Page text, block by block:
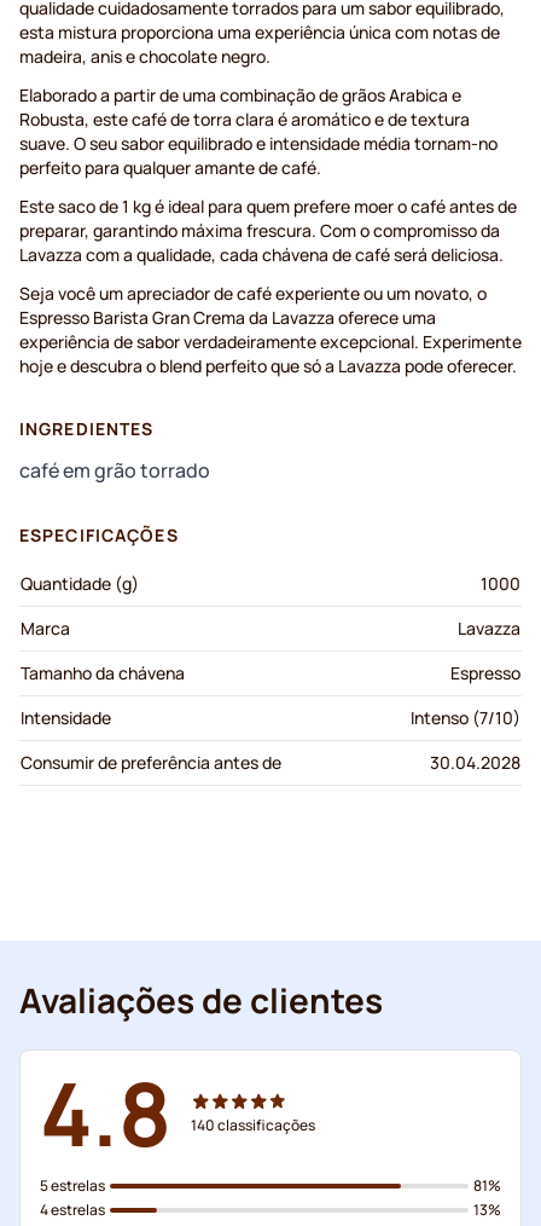
qualidade cuidadosamente torrados para um sabor equilibrado,
esta mistura proporciona uma experiência única com notas de
madeira, anis e chocolate negro.
Elaborado a partir de uma combinação de grãos Arabica e
Robusta, este café de torra clara é aromático e de textura
suave. O seu sabor equilibrado e intensidade média tornam-no
perfeito para qualquer amante de café.
Este saco de 1 kg é ideal para quem prefere moer o café antes de
preparar, garantindo máxima frescura. Com o compromisso da
Lavazza com a qualidade, cada chávena de café será deliciosa.
Seja você um apreciador de café experiente ou um novato, o
Espresso Barista Gran Crema da Lavazza oferece uma
experiência de sabor verdadeiramente excepcional. Experimente
hoje e descubra o blend perfeito que só a Lavazza pode oferecer.
INGREDIENTES
café em grão torrado
ESPECIFICAÇÕES
Quantidade (g)
1000
Marca
Lavazza
Tamanho da chávena
Espresso
Intensidade
Intenso (7/10)
Consumir de preferência antes de
30.04.2028
Avaliações de clientes
4.8 140classificações
5 estrelas
4 estrelas
81%
13%